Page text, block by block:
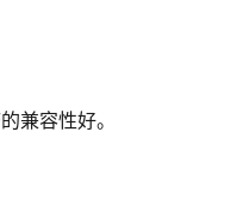
兼容性好。